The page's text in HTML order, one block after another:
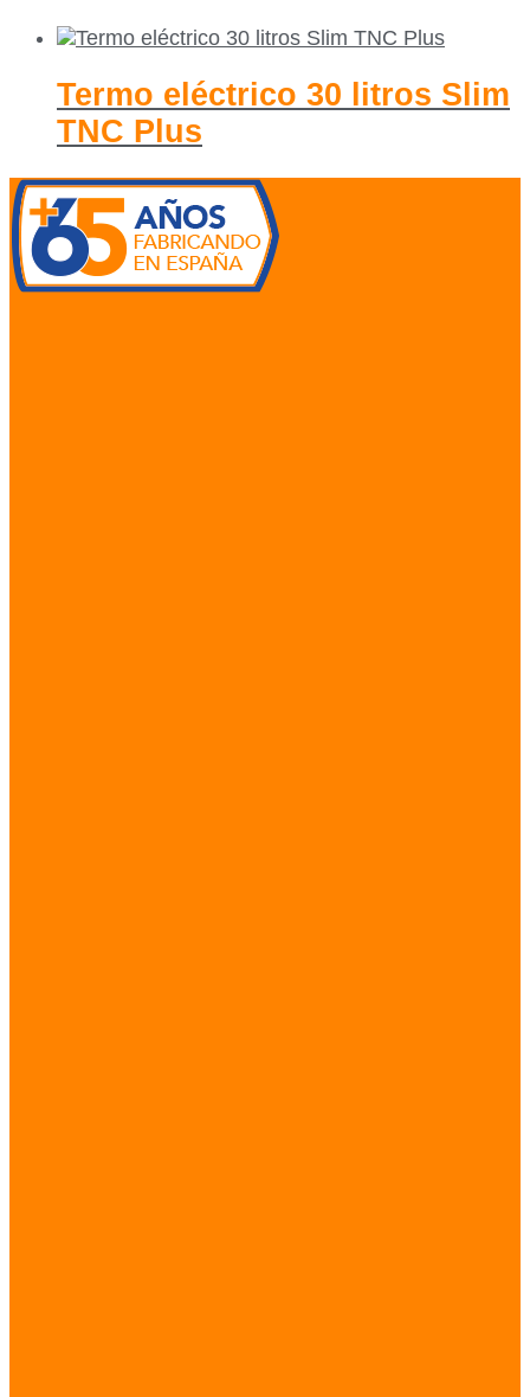
Termo eléctrico 30 litros Slim
TNC Plus